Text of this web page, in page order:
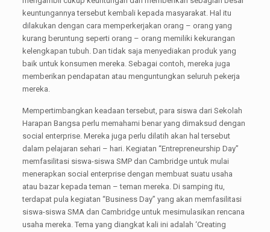
keuntungannya tersebut kembali kepada masyarakat. Hal itu
dilakukan dengan cara memperkerjakan orang – orang yang
kurang beruntung seperti orang – orang memiliki kekurangan
kelengkapan tubuh. Dan tidak saja menyediakan produk yang
baik untuk konsumen mereka. Sebagai contoh, mereka juga
memberikan pendapatan atau menguntungkan seluruh pekerja
mereka.
Mempertimbangkan keadaan tersebut, para siswa dari Sekolah
Harapan Bangsa perlu memahami benar yang dimaksud dengan
social enterprise. Mereka juga perlu dilatih akan hal tersebut
dalam pelajaran sehari – hari. Kegiatan “Entrepreneurship Day”
memfasilitasi siswa-siswa SMP dan Cambridge untuk mulai
menerapkan social enterprise dengan membuat suatu usaha
atau bazar kepada teman – teman mereka. Di samping itu,
terdapat pula kegiatan “Business Day” yang akan memfasilitasi
siswa-siswa SMA dan Cambridge untuk mesimulasikan rencana
usaha mereka. Tema yang diangkat kali ini adalah ‘Creating